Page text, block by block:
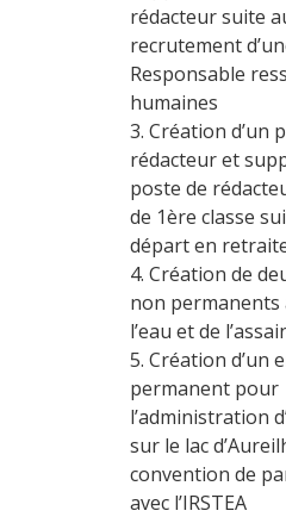
rédacteur suite
recrutement
Responsable
humaines
3. Création d’un
rédacteur et
poste de
de 1ère classe
départ en
4. Création de
non permanents
l’eau et de
5. Création d’un
permanent pour
l’administration
sur le lac
convention de
avec l’IRSTEA